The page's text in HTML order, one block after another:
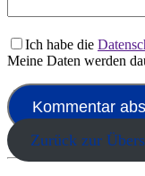
Ich habe die
Meine Daten werden
Zurück zur